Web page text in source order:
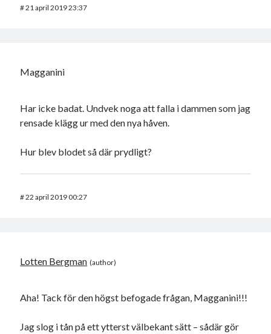
#21 april 2019 23:37
Magganini
Har icke badat. Undvek noga att falla i dammen som jag
rensade klägg ur med den nya håven.
Hur blev blodet så där prydligt?
#22 april 2019 00:27
Lotten Bergman
Aha! Tack för den högst befogade frågan, Magganini!!!
Jag slog i tån på ett ytterst välbekant sätt – sådär gör